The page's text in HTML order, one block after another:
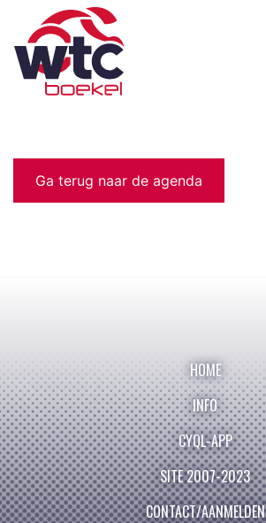
Ga terug naar de agenda
HOME
INFO
CYQL-APP
SITE 2007-2023
CONTACT/AANMELDEN